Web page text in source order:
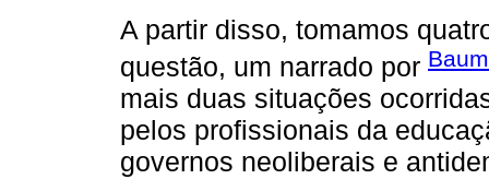
A partir disso, tomamos
questão, um narrado por
mais duas situações
pelos profissionais da
governos neoliberais e